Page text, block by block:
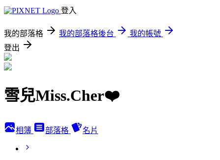
登入
我的部落格 我的部落格後台
我的帳號
登出
雪兒Miss.Cher❤️
相簿 部落格 名片